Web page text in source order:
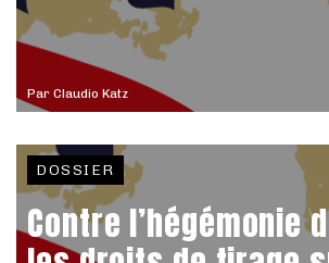
Par Claudio Katz
DOSSIER
Contre l’hégémonie